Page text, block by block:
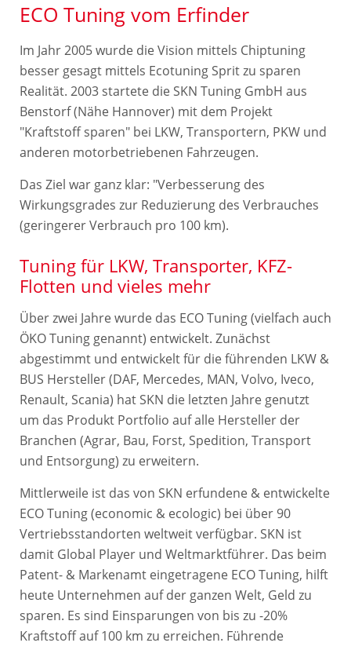
ECO Tuning vom Erfinder
Im Jahr 2005 wurde die Vision mittels Chiptuning
besser gesagt mittels Ecotuning Sprit zu sparen
Realität. 2003 startete die SKN Tuning GmbH aus
Benstorf (Nähe Hannover) mit dem Projekt
"Kraftstoff sparen" bei LKW, Transportern, PKW und
anderen motorbetriebenen Fahrzeugen.
Das Ziel war ganz klar: "Verbesserung des
Wirkungsgrades zur Reduzierung des Verbrauches
(geringerer Verbrauch pro 100 km).
Tuning für LKW, Transporter, KFZ-
Flotten und vieles mehr
Über zwei Jahre wurde das ECO Tuning (vielfach auch
ÖKO Tuning genannt) entwickelt. Zunächst
abgestimmt und entwickelt für die führenden LKW &
BUS Hersteller (DAF, Mercedes, MAN, Volvo, Iveco,
Renault, Scania) hat SKN die letzten Jahre genutzt
um das Produkt Portfolio auf alle Hersteller der
Branchen (Agrar, Bau, Forst, Spedition, Transport
und Entsorgung) zu erweitern.
Mittlerweile ist das von SKN erfundene & entwickelte
ECO Tuning (economic & ecologic) bei über 90
Vertriebsstandorten weltweit verfügbar. SKN ist
damit Global Player und Weltmarktführer. Das beim
Patent- & Markenamt eingetragene ECO Tuning, hilft
heute Unternehmen auf der ganzen Welt, Geld zu
sparen. Es sind Einsparungen von bis zu -20%
Kraftstoff auf 100 km zu erreichen. Führende